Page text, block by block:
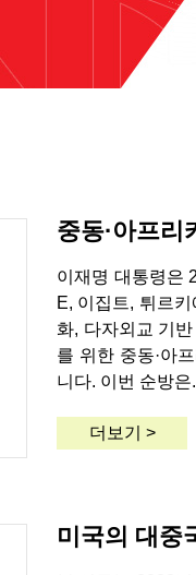
중동·아프
이재명 대통령은
E, 이집트, 튀르
화, 다자외교 기
를 위한 중동·아
니다. 이번 순방은
더보기 >
미국의 대중